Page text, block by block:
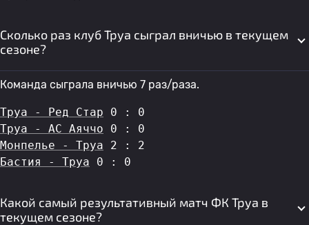
Сколько раз клуб Труа сыграл вничью в текущем
сезоне?
Команда сыграла вничью 7 раз/раза.
Труа - Ред Стар 0 : 0
Труа - AC Аяччо 0 : 0
Монпелье - Труа 2 : 2
Бастия - Труа 0 : 0
Какой самый результативный матч ФК Труа в
текущем сезоне?